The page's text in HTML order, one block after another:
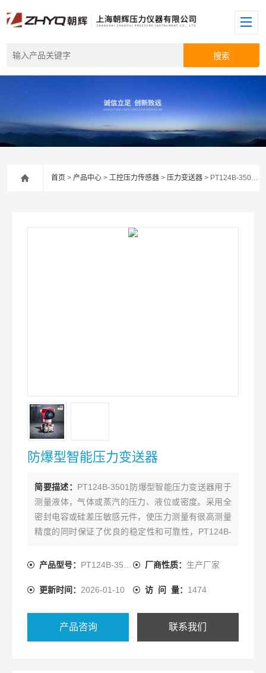
首页 >产品中心 >工控压力传感器 >压力变送器 > PT124B-3501防爆型智能压力变送器
防爆型智能压力变送器
简要描述： PT124B-3501防爆型智能压力变送器用于
测量液体，气体或蒸汽的压力、液位或密度。采用全
密封电容或硅差压敏感元件，使压力测量有很高测量
精度的同时保证了优良的稳定性和可靠性，PT124B-
或手操器相互通讯，通过它们进行设定，监控，测试
产品型号： PT124B-3501 厂商性质： 生产厂家
更新时间： 2026-01-10 访 问 量： 1474
产品咨询 联系我们